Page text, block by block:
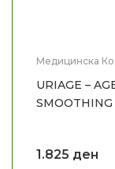
Медицинска
URIAGE –
1.825 ден